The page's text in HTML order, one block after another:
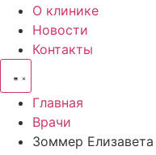
О клинике
Новости
Контакты
Главная
Врачи
Зоммер Елизавета​